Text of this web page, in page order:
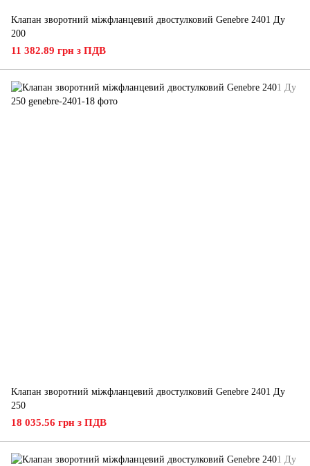
Клапан зворотний міжфланцевий двостулковий Genebre 2401 Ду
200
11 382.89 грн з ПДВ
Клапан зворотний міжфланцевий двостулковий Genebre 2401 Ду
250
18 035.56 грн з ПДВ